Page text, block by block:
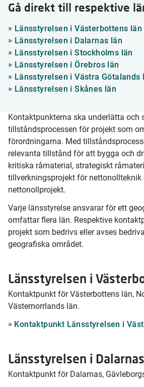
Gå direkt till respektive
» Länsstyrelsen i Västerbottens län
» Länsstyrelsen i Dalarnas län
» Länsstyrelsen i Stockholms län
» Länsstyrelsen i Örebros län
» Länsstyrelsen i Västra Götalands
» Länsstyrelsen i Skånes län
Kontaktpunkterna ska underlätta och
tillståndsprocessen för projekt som
förordningarna. Med
relevanta tillstånd för att bygga och
kritiska råmaterial, strategiskt
tillverkningsprojekt för nettonollteknik
nettonollprojekt.
Varje länsstyrelse ansvarar för ett
omfattar flera län. Respektive
projekt som bedrivs eller avses
geografiska området.
Länsstyrelsen i
Kontaktpunkt för Västerbottens län,
Västernorrlands län.
Kontaktpunkt Länsstyrelsen i
Länsstyrelsen i
Kontaktpunkt för Dalarnas,